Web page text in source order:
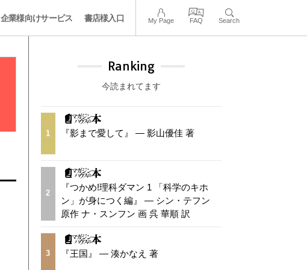
企業様向けサービス 書店様入口 My Page FAQ Search
Ranking
今読まれてます
1 『影まで愛して』 — 影山優佳 著
2
『つかめ!理科ダマン 1 「科学のキホ
ン」が身につく編』 — シン・テフン
原作 ナ・スンフン 画 呉 華順 訳
3 『王国』 — 湊かなえ 著